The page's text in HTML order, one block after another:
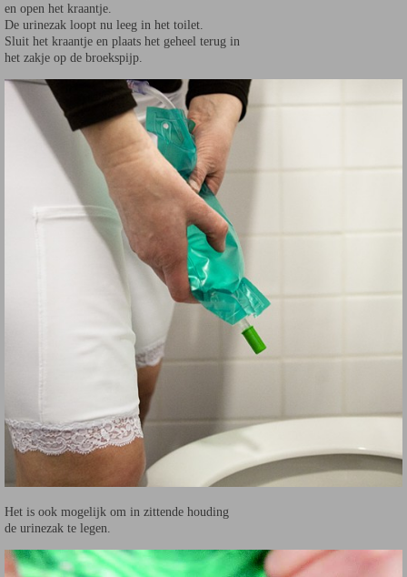
en open het kraantje.
De urinezak loopt nu leeg in het toilet.
Sluit het kraantje en plaats het geheel terug in
het zakje op de broekspijp.
Het is ook mogelijk om in zittende houding
de urinezak te legen.